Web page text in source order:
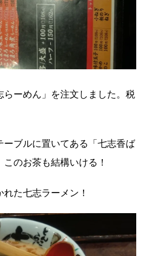
ーめん」を注文しました。税
ブルに置いてある「七志香ば
のお茶も結構いける！
た七志ラーメン！